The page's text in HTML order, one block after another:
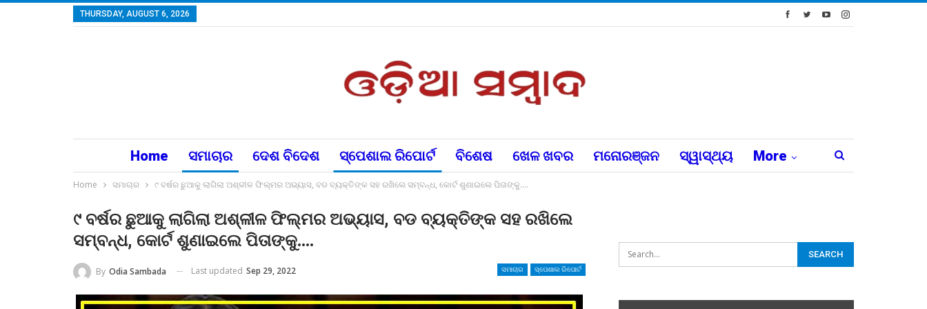
THURSDAY, AUGUST 6, 2026
Home ସମାଚାର ଦେଶ ବିଦେଶ ସ୍ପେଶାଲ ରିପୋର୍ଟ ବିଶେଷ ଖେଳ ଖବର ମନୋରଞ୍ଜନ ସ୍ୱାସ୍ଥ୍ୟ More
Home ସମାଚାର ୯ ବର୍ଷର ଛୁଆକୁ ଲାଗିଲା ଅଶ୍ଳୀଳ ଫିଲ୍ମର ଅଭ୍ୟାସ, ବଡ ବ୍ୟକ୍ତିଙ୍କ ସହ ରଖିଲେ ସମ୍ବନ୍ଧ, କୋର୍ଟ ଶୁଣାଇଲେ ପିତାଙ୍କୁ….
୯ ବର୍ଷର ଛୁଆକୁ ଲାଗିଲା ଅଶ୍ଳୀଳ ଫିଲ୍ମର ଅଭ୍ୟାସ, ବଡ ବ୍ୟକ୍ତିଙ୍କ ସହ ରଖିଲେ
ସମ୍ବନ୍ଧ, କୋର୍ଟ ଶୁଣାଇଲେ ପିତାଙ୍କୁ….
ସମାଚାର ସ୍ପେଶାଲ ରିପୋର୍ଟ
By Odia Sambada Last updated Sep 29, 2022